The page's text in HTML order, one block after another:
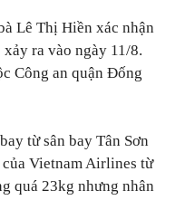
Lê Thị Hiền xác nhận
ra vào ngày 11/8.
Công an quận Đống
từ sân bay Tân Sơn
Vietnam Airlines từ
quá 23kg nhưng nhân